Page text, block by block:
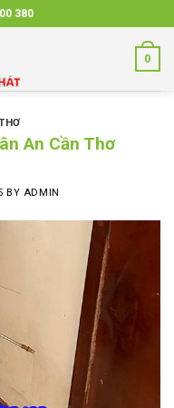
380
0
An Cần Thơ
BY ADMIN